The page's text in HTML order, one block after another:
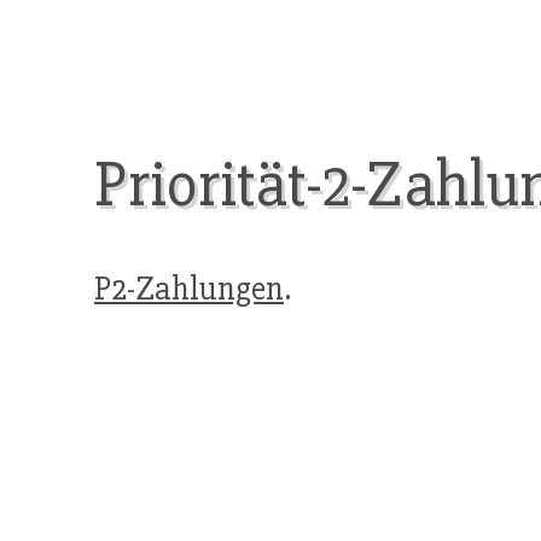
Priorität-2-
P2-Zahlungen.